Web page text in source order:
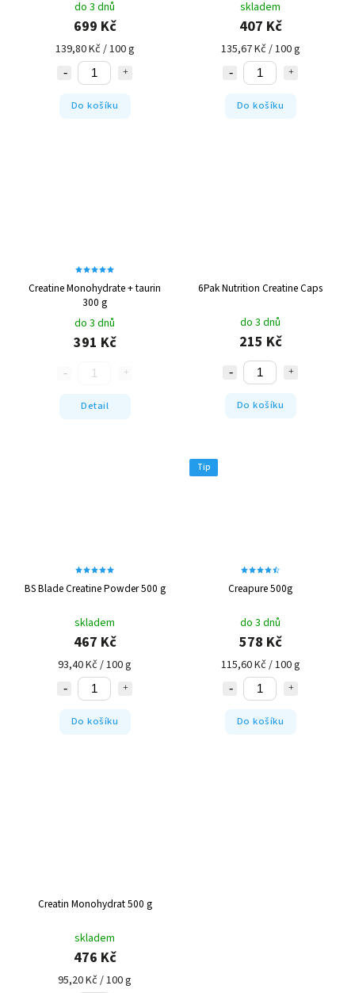
do 3 dnů
699 Kč
139,80 Kč / 100 g
Do košíku
skladem
407 Kč
135,67 Kč / 100 g
Do košíku
Creatine Monohydrate + taurin
300 g
do 3 dnů
391 Kč
Detail
6Pak Nutrition Creatine Caps
do 3 dnů
215 Kč
Do košíku
BS Blade Creatine Powder 500 g
skladem
467 Kč
93,40 Kč / 100 g
Do košíku
Tip
Creapure 500g
do 3 dnů
578 Kč
115,60 Kč / 100 g
Do košíku
Creatin Monohydrat 500 g
skladem
476 Kč
95,20 Kč / 100 g